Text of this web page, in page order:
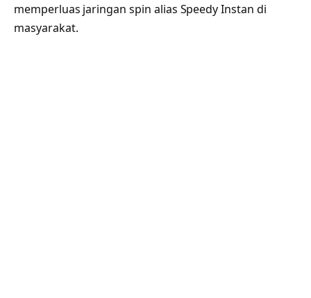
memperluas jaringan spin alias Speedy Instan di
masyarakat.